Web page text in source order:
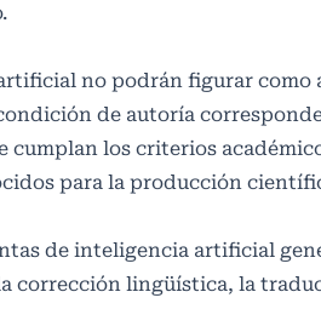
no podrán figurar como
de autoría
cumplan los criterios
para la producción
de inteligencia artificial
corrección lingüística, la